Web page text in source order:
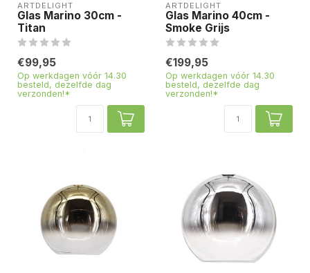
ARTDELIGHT
Glas Marino 30cm -
Titan
€99,95
Op werkdagen vóór 14.30
besteld, dezelfde dag
verzonden!*
ARTDELIGHT
Glas Marino 40cm -
Smoke Grijs
€199,95
Op werkdagen vóór 14.30
besteld, dezelfde dag
verzonden!*